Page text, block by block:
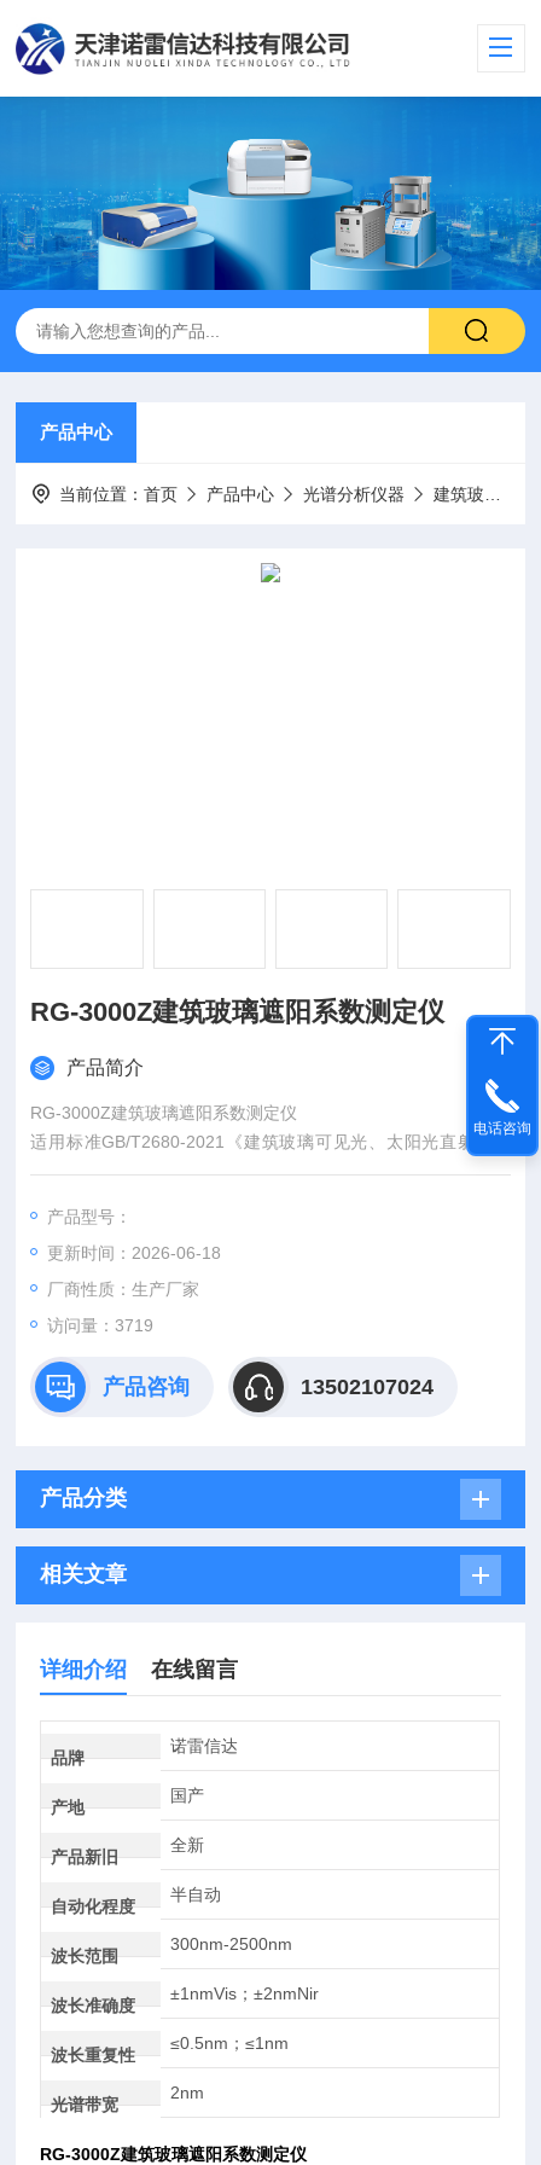
产品中心
当前位置：首页 产品中心 光谱分析仪器 建筑玻璃检测仪器
RG-3000Z建筑玻璃遮阳系数测定仪
产品简介
RG-3000Z建筑玻璃遮阳系数测定仪
适用标准GB/T2680-2021《建筑玻璃可见光、太阳光直射透射
比、太阳能总透射比、紫外线透射比及有关窗玻璃参数的测定》
产品型号：
更新时间：2026-06-18
厂商性质：生产厂家
访问量：3719
产品咨询 13502107024
产品分类
相关文章
详细介绍 在线留言
品牌
诺雷信达
产地
国产
产品新旧
全新
自动化程度
半自动
波长范围
300nm-2500nm
波长准确度
±1nmVis；±2nmNir
波长重复性
≤0.5nm；≤1nm
光谱带宽
2nm
RG-3000Z建筑玻璃遮阳系数测定仪
电话咨询